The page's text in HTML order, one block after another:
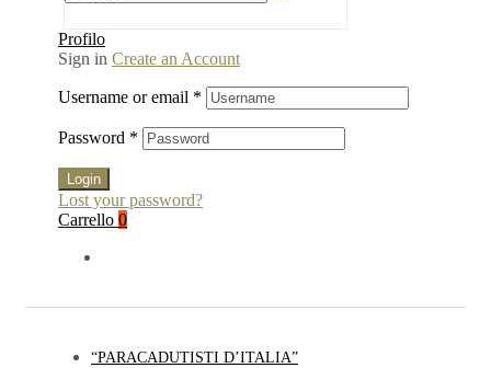
Profilo
Sign in Create an Account
Username or email *
Password *
Login
Lost your password?
Carrello 0
“PARACADUTISTI D’ITALIA”